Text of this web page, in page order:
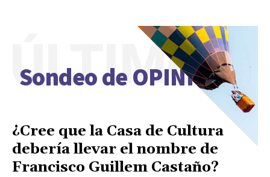
Sondeo de OPINIÓN
ÚLTIMO
¿Cree que la Casa de Cultura
debería llevar el nombre de
Francisco Guillem Castaño?